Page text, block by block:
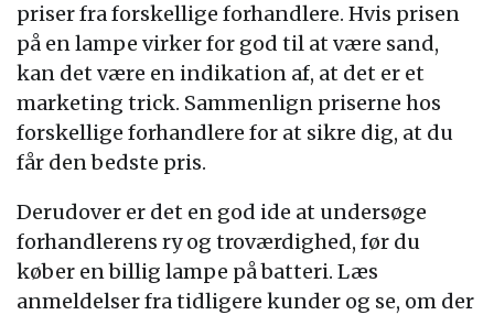
priser fra forskellige forhandlere. Hvis prisen
på en lampe virker for god til at være sand,
kan det være en indikation af, at det er et
marketing trick. Sammenlign priserne hos
forskellige forhandlere for at sikre dig, at du
får den bedste pris.
Derudover er det en god ide at undersøge
forhandlerens ry og troværdighed, før du
køber en billig lampe på batteri. Læs
anmeldelser fra tidligere kunder og se, om der